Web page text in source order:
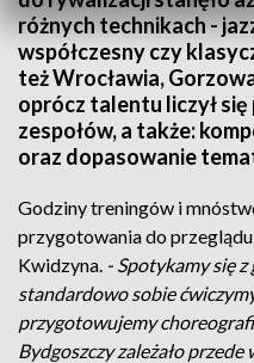
różnych technikach -
współczesny czy
też Wrocławia,
oprócz talentu liczył
zespołów, a także:
oraz dopasowanie
Godziny treningów i
przygotowania do
Kwidzyna. - Spotykamy się
standardowo sobie
przygotowujemy
Bydgoszczy zależało